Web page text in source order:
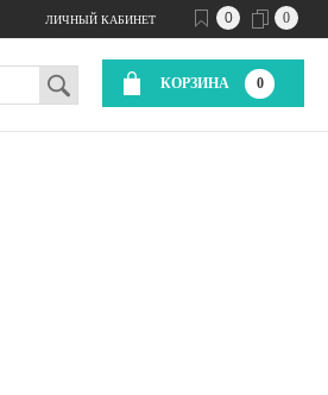
0 0
ЛИЧНЫЙ КАБИНЕТ
КОРЗИНА 0